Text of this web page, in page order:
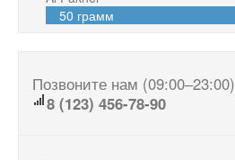
50 грамм
Позвоните нам (09:00‒23:00)
8 (123) 456-78-90